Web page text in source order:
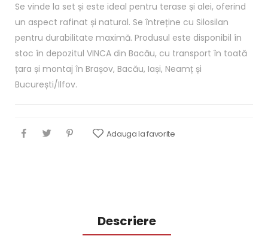
Se vinde la set și este ideal pentru terase și alei, oferind
un aspect rafinat și natural. Se întreține cu Silosilan
pentru durabilitate maximă. Produsul este disponibil în
stoc în depozitul VINCA din Bacău, cu transport în toată
țara și montaj în Brașov, Bacău, Iași, Neamț și
București/Ilfov.
Adauga la favorite
Descriere